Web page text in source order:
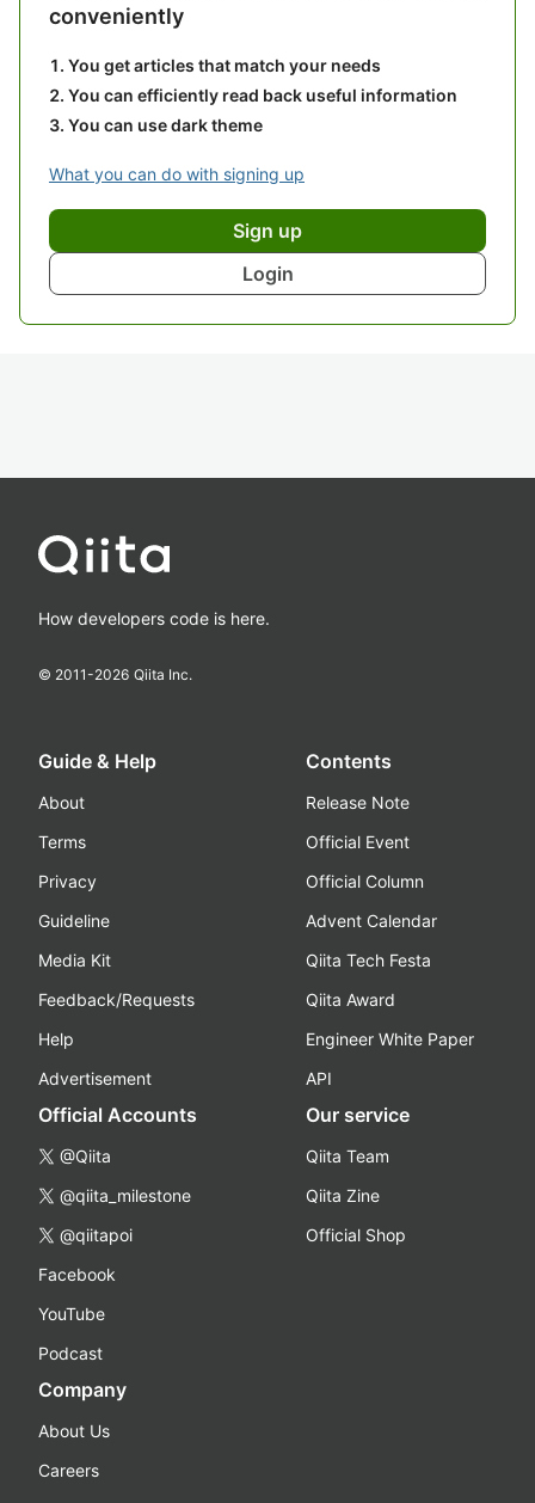
conveniently
You get articles that match your needs
You can efficiently read back useful information
You can use dark theme
What you can do with signing up
Sign up
Login
How developers code is here.
© 2011-2026 Qiita Inc.
Guide & Help
About
Terms
Privacy
Guideline
Media Kit
Feedback/Requests
Help
Advertisement
Contents
Release Note
Official Event
Official Column
Advent Calendar
Qiita Tech Festa
Qiita Award
Engineer White Paper
API
Official Accounts
@Qiita
@qiita_milestone
@qiitapoi
Facebook
YouTube
Podcast
Our service
Qiita Team
Qiita Zine
Official Shop
Company
About Us
Careers